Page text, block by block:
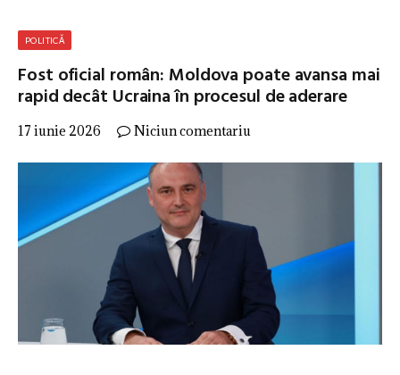
POLITICĂ
Fost oficial român: Moldova poate avansa mai
rapid decât Ucraina în procesul de aderare
17 iunie 2026 Niciun comentariu